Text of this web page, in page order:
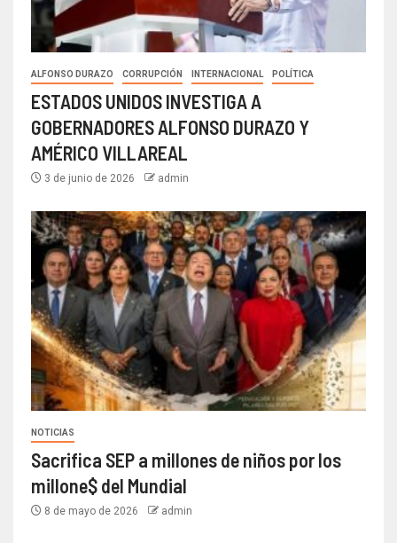
ALFONSO DURAZO CORRUPCIÓN INTERNACIONAL POLÍTICA
ESTADOS UNIDOS INVESTIGA A
GOBERNADORES ALFONSO DURAZO Y
AMÉRICO VILLAREAL
3 de junio de 2026 admin
NOTICIAS
Sacrifica SEP a millones de niños por los
millone$ del Mundial
8 de mayo de 2026 admin